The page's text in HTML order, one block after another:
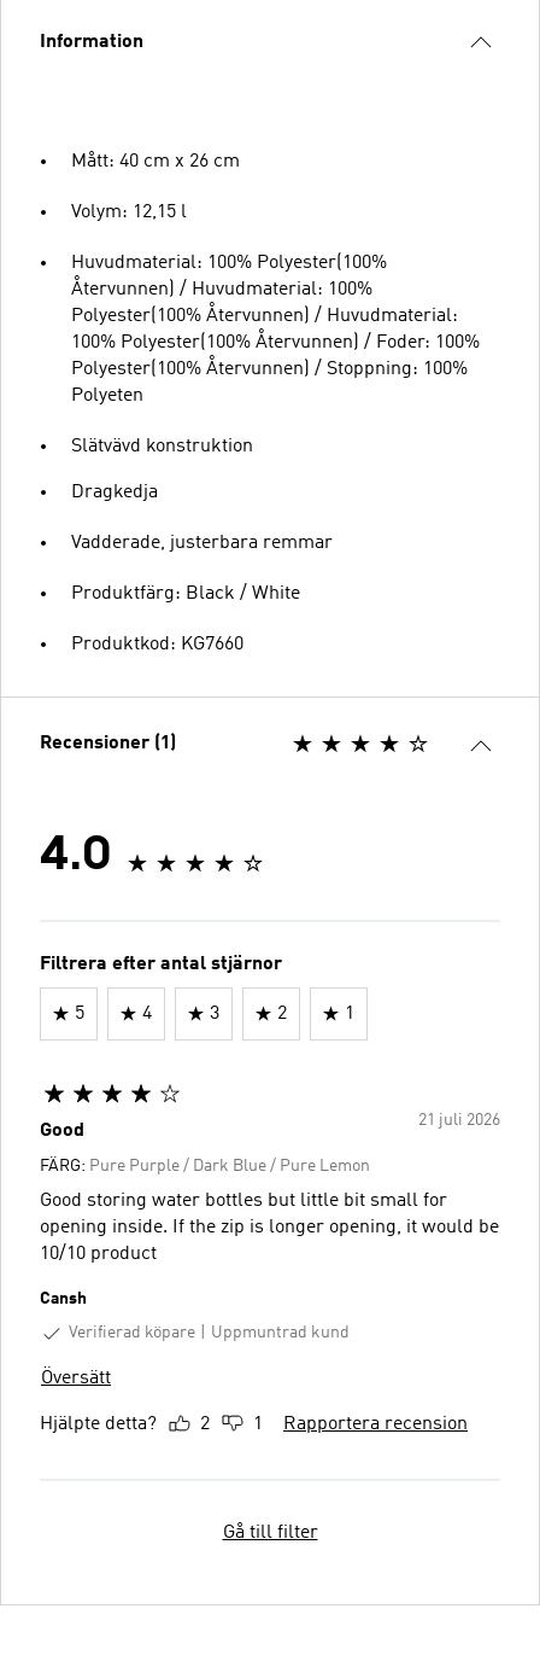
Information
Mått: 40 cm x 26 cm
Volym: 12,15 l
Huvudmaterial: 100% Polyester(100%
Återvunnen) / Huvudmaterial: 100%
Polyester(100% Återvunnen) / Huvudmaterial:
100% Polyester(100% Återvunnen) / Foder: 100%
Polyester(100% Återvunnen) / Stoppning: 100%
Polyeten
Slätvävd konstruktion
Dragkedja
Vadderade, justerbara remmar
Produktfärg: Black / White
Produktkod: KG7660
Recensioner (1)
4.0
Filtrera efter antal stjärnor
5 4 3 2 1
21 juli 2026
Good
FÄRG: Pure Purple / Dark Blue / Pure Lemon
Good storing water bottles but little bit small for
opening inside. If the zip is longer opening, it would be
10/10 product
Cansh
Verifierad köpare
Uppmuntrad kund
Översätt
Hjälpte detta? 2 1 Rapportera recension
Gå till filter